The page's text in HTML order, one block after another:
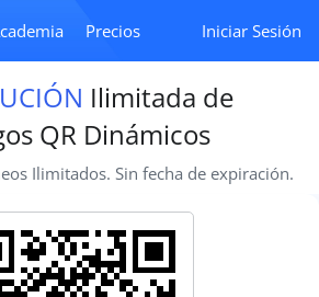
Precios Iniciar Sesión
Ilimitada de
QR Dinámicos
Ilimitados. Sin fecha de expiración.